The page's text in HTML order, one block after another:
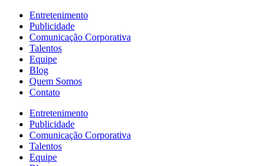
Entretenimento
Publicidade
Comunicação Corporativa
Talentos
Equipe
Blog
Quem Somos
Contato
Entretenimento
Publicidade
Comunicação Corporativa
Talentos
Equipe